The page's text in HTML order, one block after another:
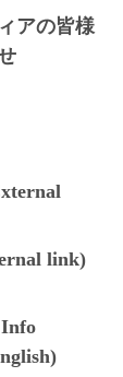
アの皆様
link)